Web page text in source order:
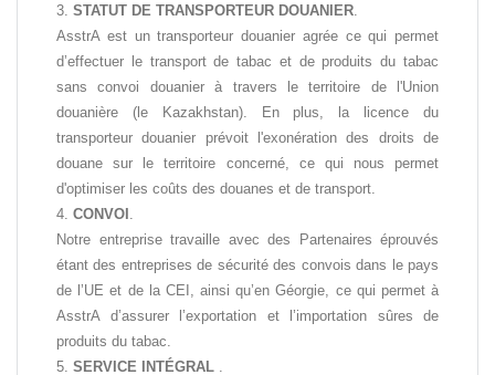
STATUT DE TRANSPORTEUR DOUANIER
AsstrA est un transporteur douanier agrée ce qui permet
d’effectuer le transport de tabac et de produits du tabac
sans convoi douanier à travers le territoire de l'Union
douanière (le Kazakhstan). En plus, la licence du
transporteur douanier prévoit l'exonération des droits de
douane sur le territoire concerné, ce qui nous permet
d'optimiser les coûts des douanes et de transport.
CONVOI
Notre entreprise travaille avec des Partenaires éprouvés
étant des entreprises de sécurité des convois dans le pays
de l’UE et de la CEI, ainsi qu’en Géorgie, ce qui permet à
AsstrA d’assurer l’exportation et l’importation sûres de
produits du tabac.
SERVICE INTÉGRAL